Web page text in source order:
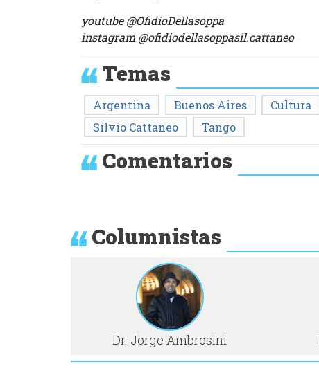
youtube @OfidioDellasoppa
instagram @ofidiodellasoppasil.cattaneo
Temas
Argentina Buenos Aires Cultura
Silvio Cattaneo
Tango
Comentarios
Columnistas
Dr. Jorge Ambrosini